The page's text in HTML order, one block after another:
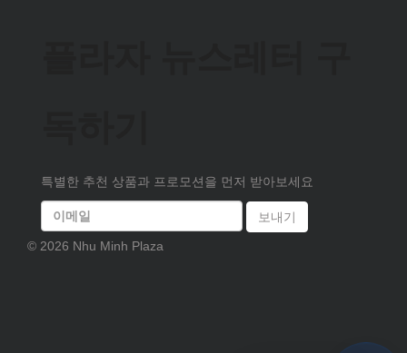
특별한 추천 상품과 프로모션을 먼저 받아보세요
보내기
© 2026 Nhu Minh Plaza